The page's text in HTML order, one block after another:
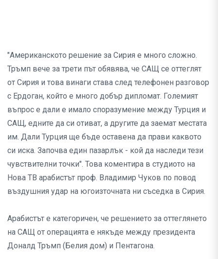
"Американското решение за Сирия е много сложно.
Тръмп вече за трети път обявява, че САЩ се оттеглят
от Сирия и това винаги става след телефонен разговор
с Ердоган, който е много добър дипломат. Големият
въпрос е дали е имало споразумение между Турция и
САЩ, едните да си отиват, а другите да заемат местата
им. Дали Турция ще бъде оставена да прави каквото
си иска. Започва един пазарлък - кой да наследи тези
чувствителни точки". Това коментира в студиото на
Нова ТВ арабистът проф. Владимир Чуков по повод
въздушния удар на югоизточната ни съседка в Сирия.
Арабистът е категоричен, че решението за оттеглянето
на САЩ от операцията е някъде между президента
Доналд Тръмп (Белия дом) и Пентагона.